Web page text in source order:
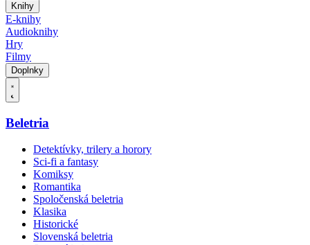
Knihy
E-knihy
Audioknihy
Hry
Filmy
Doplnky
Beletria
Detektívky, trilery a horory
Sci-fi a fantasy
Komiksy
Romantika
Spoločenská beletria
Klasika
Historické
Slovenská beletria